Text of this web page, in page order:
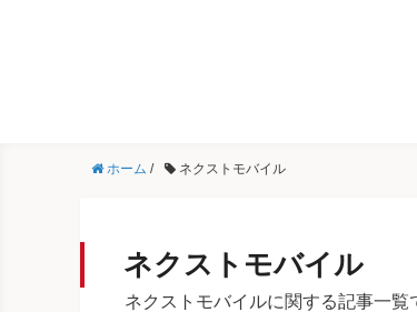
ホーム / ネクストモバイル
ネクストモバイル
ネクストモバイルに関する記事一